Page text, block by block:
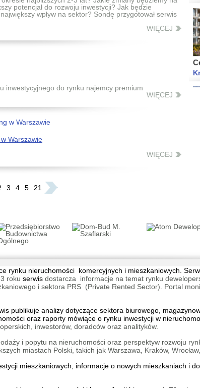
potencjał do rozwoju inwestycji? Jak będzie
wpływ na sektor? Sondę przygotował serwis
WIĘCEJ
inwestycyjnego do rynku najemcy premium
WIĘCEJ
Warszawie
WIĘCEJ
3 4 5 21
rynku nieruchomości komercyjnych i mieszkaniowych.
roku serwis dostarcza informacje na temat rynku
i sektora PRS (Private Rented Sector). Portal
publikuje analizy dotyczące sektora biurowego,
oraz raporty mówiące o rynku inwestycji w
inwestorów, doradców oraz analityków.
i popytu na nieruchomości oraz perspektyw rozwoju
miastach Polski, takich jak Warszawa, Kraków,
mieszkaniowych, informacje o nowych mieszkaniach i